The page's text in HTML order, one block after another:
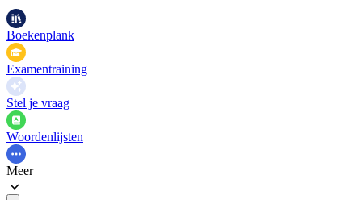
Boekenplank
Examentraining
Stel je vraag
Woordenlijsten
Meer